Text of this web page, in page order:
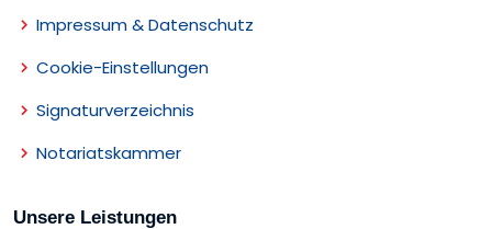
Impressum & Datenschutz
Cookie-Einstellungen
Signaturverzeichnis
Notariatskammer
Unsere Leistungen